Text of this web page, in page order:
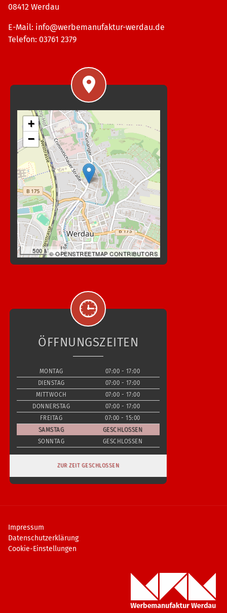
08412 Werdau
E-Mail: info@werbemanufaktur-werdau.de
Telefon: 03761 2379
+
−
500 M© OPENSTREETMAP CONTRIBUTORS
ÖFFNUNGSZEITEN
MONTAG
07:00 - 17:00
DIENSTAG
07:00 - 17:00
MITTWOCH
07:00 - 17:00
DONNERSTAG
07:00 - 17:00
FREITAG
07:00 - 15:00
SAMSTAG
GESCHLOSSEN
SONNTAG
GESCHLOSSEN
ZUR ZEIT GESCHLOSSEN
Impressum
Datenschutzerklärung
Cookie-Einstellungen